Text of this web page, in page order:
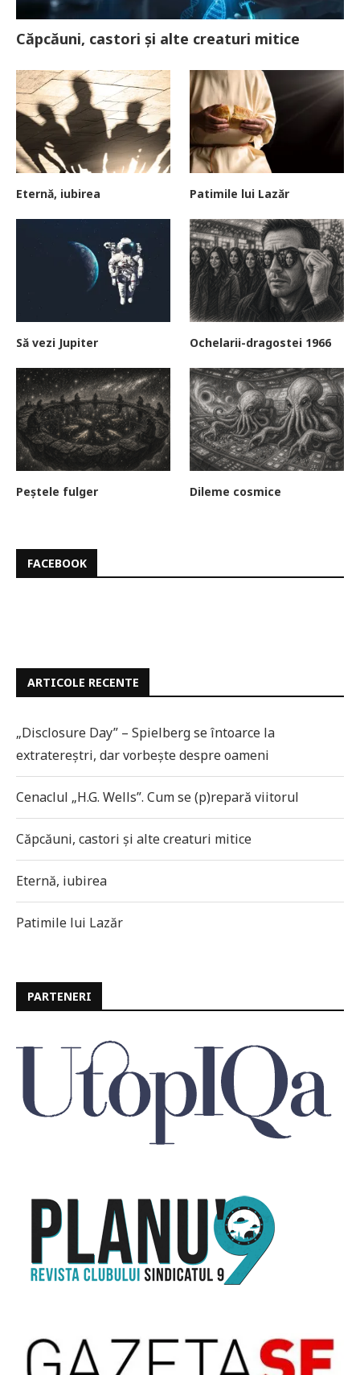
Căpcăuni, castori și alte creaturi mitice
Eternă, iubirea Patimile lui Lazăr
Să vezi Jupiter Ochelarii-dragostei 1966
Peștele fulger Dileme cosmice
FACEBOOK
ARTICOLE RECENTE
„Disclosure Day” – Spielberg se întoarce la
extratereștri, dar vorbește despre oameni
Cenaclul „H.G. Wells”. Cum se (p)repară viitorul
Căpcăuni, castori și alte creaturi mitice
Eternă, iubirea
Patimile lui Lazăr
PARTENERI